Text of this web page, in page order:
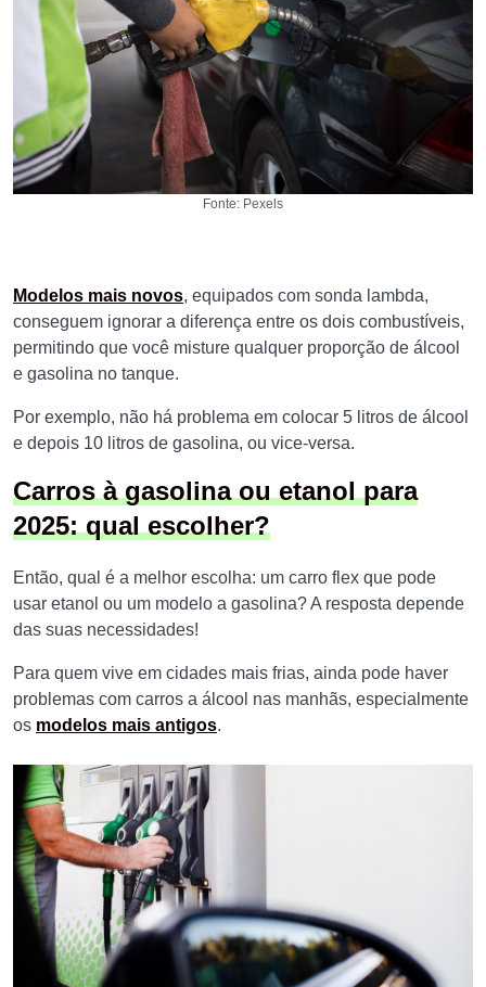
Fonte: Pexels
Modelos mais novos, equipados com sonda lambda,
conseguem ignorar a diferença entre os dois combustíveis,
permitindo que você misture qualquer proporção de álcool
e gasolina no tanque.
Por exemplo, não há problema em colocar 5 litros de álcool
e depois 10 litros de gasolina, ou vice-versa.
Carros à gasolina ou etanol para
2025: qual escolher?
Então, qual é a melhor escolha: um carro flex que pode
usar etanol ou um modelo a gasolina? A resposta depende
das suas necessidades!
Para quem vive em cidades mais frias, ainda pode haver
problemas com carros a álcool nas manhãs, especialmente
os modelos mais antigos.